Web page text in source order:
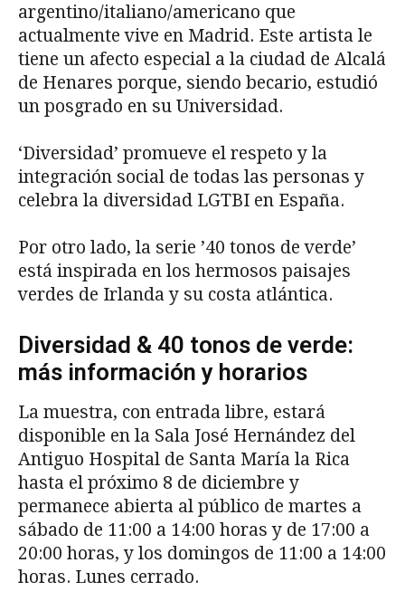
argentino/italiano/americano que
actualmente vive en Madrid. Este artista le
tiene un afecto especial a la ciudad de Alcalá
de Henares porque, siendo becario, estudió
un posgrado en su Universidad.
‘Diversidad’ promueve el respeto y la
integración social de todas las personas y
celebra la diversidad LGTBI en España.
Por otro lado, la serie ’40 tonos de verde’
está inspirada en los hermosos paisajes
verdes de Irlanda y su costa atlántica.
Diversidad & 40 tonos de verde:
más información y horarios
La muestra, con entrada libre, estará
disponible en la Sala José Hernández del
Antiguo Hospital de Santa María la Rica
hasta el próximo 8 de diciembre y
permanece abierta al público de martes a
sábado de 11:00 a 14:00 horas y de 17:00 a
20:00 horas, y los domingos de 11:00 a 14:00
horas. Lunes cerrado.